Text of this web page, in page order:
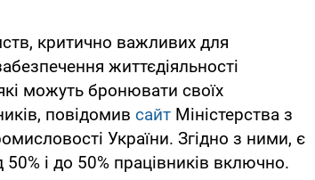
критично важливих для
життєдіяльності
можуть бронювати своїх
повідомив сайт Міністерства з
України. Згідно з ними, є
і до 50% працівників включно.